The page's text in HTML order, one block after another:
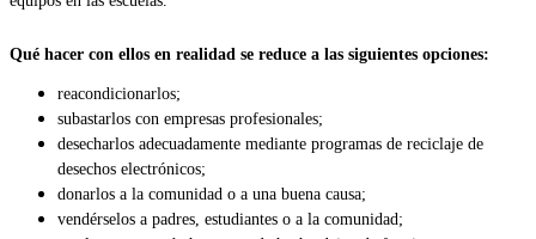
Qué hacer con ellos en realidad se reduce a las siguientes opciones:
reacondicionarlos;
subastarlos con empresas profesionales;
desecharlos adecuadamente mediante programas de reciclaje de
desechos electrónicos;
donarlos a la comunidad o a una buena causa;
vendérselos a padres, estudiantes o a la comunidad;